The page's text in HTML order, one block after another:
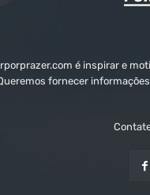
é inspirar e
fornecer